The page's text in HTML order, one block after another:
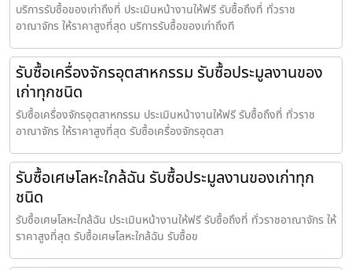
บริการรับซื้อของเก่าถึงที่ ประเมินหน้างานให้ฟรี รับซื้อถึงที่ ทั่วราช
อาณาจักร ให้ราคาสูงที่สุด บริการรับซื้อของเก่าถึงที
รับซื้อเครื่องจักรอุตสาหกรรม รับซื้อประมูลงานของ
เก่าทุกชนิด
รับซื้อเครื่องจักรอุตสาหกรรม ประเมินหน้างานให้ฟรี รับซื้อถึงที่ ทั่วราช
อาณาจักร ให้ราคาสูงที่สุด รับซื้อเครื่องจักรอุตสา
รับซื้อเศษโลหะใกล้ฉัน รับซื้อประมูลงานของเก่าทุก
ชนิด
รับซื้อเศษโลหะใกล้ฉัน ประเมินหน้างานให้ฟรี รับซื้อถึงที่ ทั่วราชอาณาจักร ให้
ราคาสูงที่สุด รับซื้อเศษโลหะใกล้ฉัน รับซื้อข